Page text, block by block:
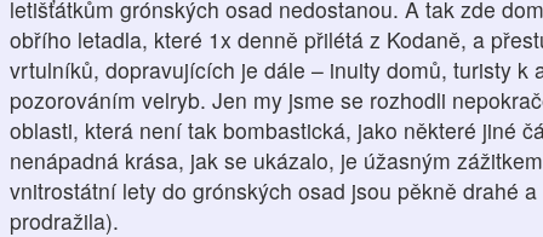
letišťátkům grónských osad nedostanou. A tak zde
obřího letadla, které 1x denně přilétá z Kodaně, a
vrtulníků, dopravujících je dále – inuity domů, turisty k
pozorováním velryb. Jen my jsme se rozhodli
oblasti, která není tak bombastická, jako některé jiné
nenápadná krása, jak se ukázalo, je úžasným
vnitrostátní lety do grónských osad jsou pěkně drahé
prodražila).